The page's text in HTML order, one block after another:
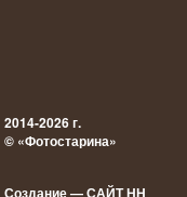
2014-2026 г.
© «Фотостарина»
Создание —САЙТ НН